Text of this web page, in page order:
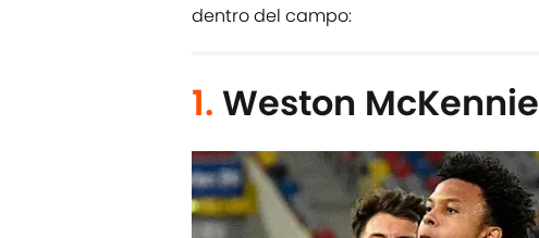
dentro del campo:
1. Weston McKennie